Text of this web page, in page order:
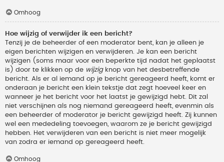
Omhoog
Hoe wijzig of verwijder ik een bericht?
Tenzij je de beheerder of een moderator bent, kan je alleen je
eigen berichten wijzigen en verwijderen. Je kan een bericht
wijzigen (soms maar voor een beperkte tijd nadat het geplaatst
is) door te klikken op de wijzigknop van het desbetreffende
bericht. Als er al iemand op je bericht gereageerd heeft, komt er
onderaan je bericht een klein tekstje dat zegt hoeveel keer en
wanneer je het bericht voor het laatst je gewijzigd hebt. Dit zal
niet verschijnen als nog niemand gereageerd heeft, evenmin als
een beheerder of moderator je bericht gewijzigd heeft. Zij kunnen
wel een mededeling toevoegen, waarom ze je bericht gewijzigd
hebben. Het verwijderen van een bericht is niet meer mogelijk
van zodra er iemand op gereageerd heeft.
Omhoog